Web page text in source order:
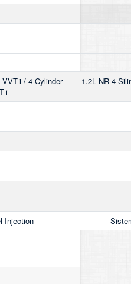
i / 4 Cylinder
i
1.2L NR 4
Injection